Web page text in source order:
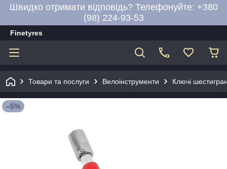
Швидко отримати відповідь? Телефонуйте: +380
(98) 224-93-53
Finetyres
Товари та послуги Велоінструменти Ключі
–5%